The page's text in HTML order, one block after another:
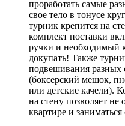
проработать самые
свое тело в тонусе
турник крепится на
комплект поставки
ручки и необходимый
докупать! Также
подвешивания разных
(боксерский мешок,
или детские качели).
на стену позволяет не
квартире и